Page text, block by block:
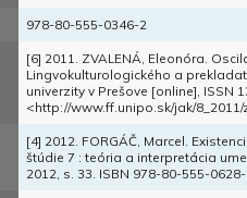
978-80-555-0346-2
[6] 2011. ZVALENÁ, Eleonóra.
Lingvokulturologického a
univerzity v Prešove [online], ISSN
<http://www.ff.unipo.sk/jak/
[4] 2012. FORGÁČ, Marcel.
štúdie 7 : teória a interpretácia
2012, s. 33. ISBN 978-80-555-